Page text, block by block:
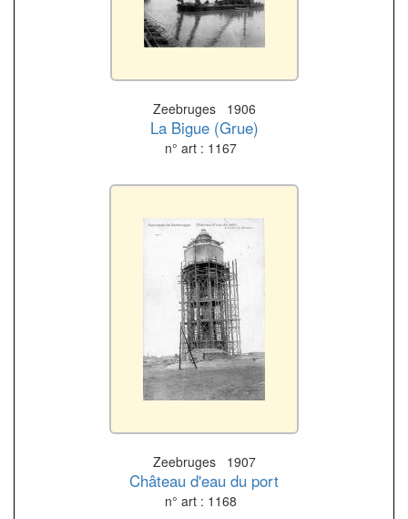
Zeebruges 1906
La Bigue (Grue)
n° art : 1167
Zeebruges 1907
Château d'eau du port
n° art : 1168